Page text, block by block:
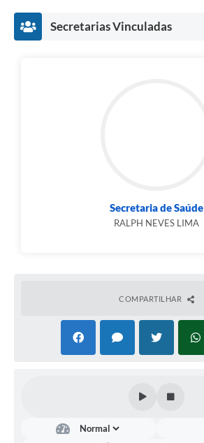
Secretarias Vinculadas
Secretaria de Saúde
RALPH NEVES LIMA
COMPARTILHAR